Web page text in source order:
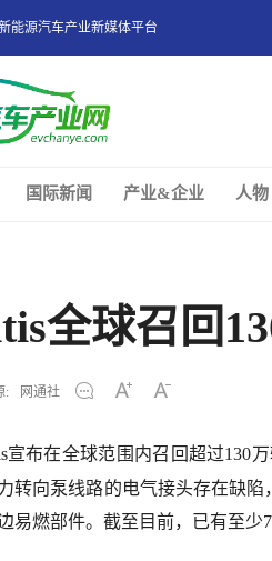
能源汽车产业新媒体平台
国际新闻 产业&企业 人物
全球召回
: 网通社
布在全球范围内召回超过130万
转向泵线路的电气接头存在缺
易燃部件。截至目前，已有至少